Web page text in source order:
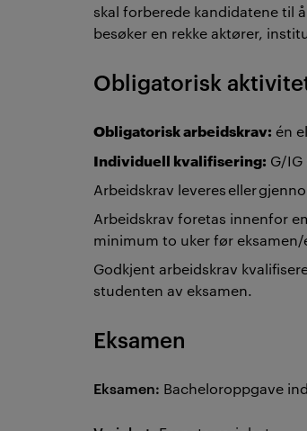
skal forberede kandidatene til
besøker en rekke aktører,
Obligatorisk
Obligatorisk arbeidskrav: én
Individuell kvalifisering: G/
Arbeidskrav leveres eller
Arbeidskrav foretas innenfor
minimum to uker før
Godkjent arbeidskrav
studenten av eksamen.
Eksamen
Eksamen: Bacheloroppgave